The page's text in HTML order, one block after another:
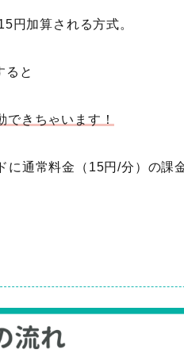
円加算される方式。
ると
きちゃいます！
通常料金（15円/分）の課